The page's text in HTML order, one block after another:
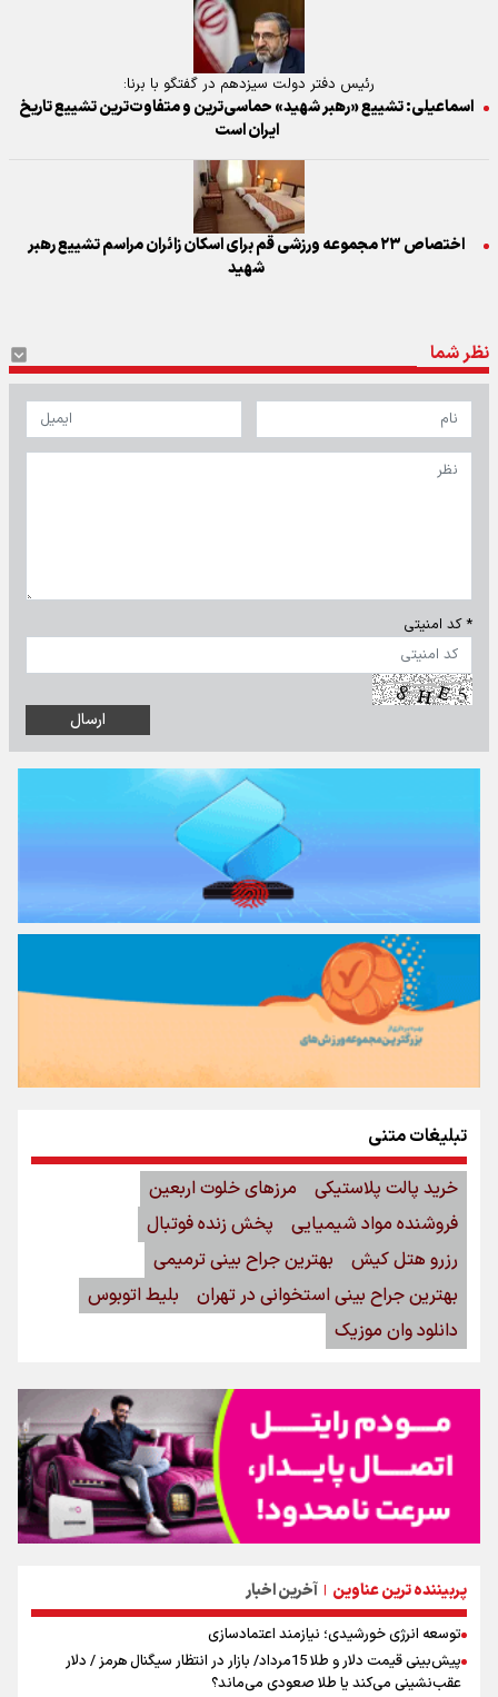
رئیس دفتر دولت سیزدهم در گفتگو با برنا:
اسماعیلی: تشییع «رهبر شهید» حماسی‌ترین و متفاوت‌ترین تشییع تاریخ
ایران است
اختصاص ۲۳ مجموعه ورزشی قم برای اسکان زائران مراسم تشییع رهبر
شهید
نظر شما
* کد امنیتی
پربیننده ترین عناوین | آخرین اخبار
توسعه انرژی خورشیدی؛ نیازمند اعتمادسازی
پیش‌بینی قیمت دلار و طلا 15مرداد/ بازار در انتظار سیگنال هرمز / دلار
عقب‌نشینی می‌کند یا طلا صعودی می‌ماند؟
تبلیغات متنی
خرید پالت پلاستیکی
مرزهای خلوت اربعین
فروشنده مواد شیمیایی
پخش زنده فوتبال
رزرو هتل کیش
بهترین جراح بینی ترمیمی
بهترین جراح بینی استخوانی در تهران
بلیط اتوبوس
دانلود وان موزیک